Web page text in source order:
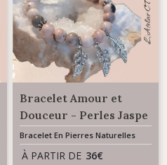
Bracelet Amour et
Douceur - Perles Jaspe
Rose
Bracelet En Pierres Naturelles
À PARTIR DE 36€